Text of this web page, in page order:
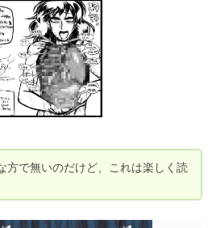
方で無いのだけど、これは楽しく読